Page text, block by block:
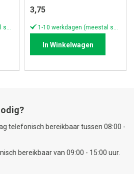
3,75
In Winkelwagen
telefonisch bereikbaar tussen 08:00 -
bereikbaar van 09:00 - 15:00 uur.